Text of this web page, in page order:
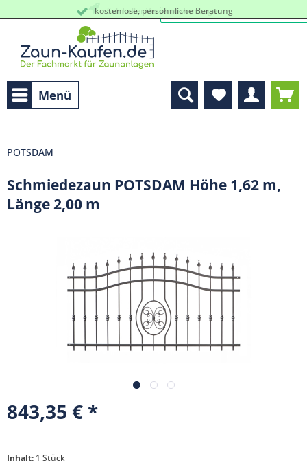
Schneller Versand vom Lager
kostenlose, persöhnliche Beratung
Menü
POTSDAM
Schmiedezaun POTSDAM Höhe 1,62 m,
Länge 2,00 m
843,35 € *
Inhalt: 1 Stück